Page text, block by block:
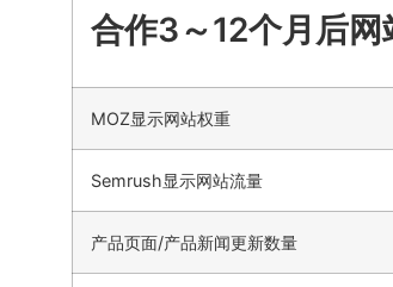
合作3～12个月后网
MOZ显示网站权重
Semrush显示网站流量
产品页面/产品新闻更新数量